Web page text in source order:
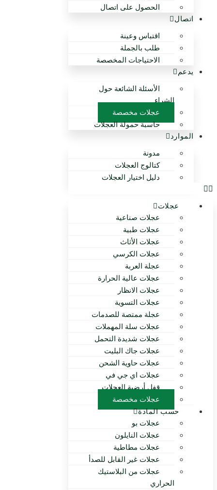
الحصول على اتصال
اتصال
اقتباس وعينة
طلب بالجملة
الاحتياجات المخصصة
يدعم
الأسئلة الشائعة حول
الشراء
عجلات مخصصة
حاسبة حمولة العجلات
الموارد
مدونة
كتالوج العجلات
دليل اختيار العجلات
عجلات
عجلات صناعية
عجلات طبية
عجلات الأثاث
عجلات الكرسي
عجلة العربة
عجلات عالية الحرارة
عجلات الانظار
عجلات التسوية
عجلة ممتصة للصدمات
عجلات سلة المهملات
عجلات شديدة التحمل
عجلات جاك البليت
عجلات حاوية الشحن
عجلات اي جي في
قفل أرضية العجلات
عجلات مخصصة
حسب المادة
عجلات بو
عجلات النايلون
عجلات مطاطية
عجلات غير القابل للصدأ
عجلات من البلاستيك
الحراري